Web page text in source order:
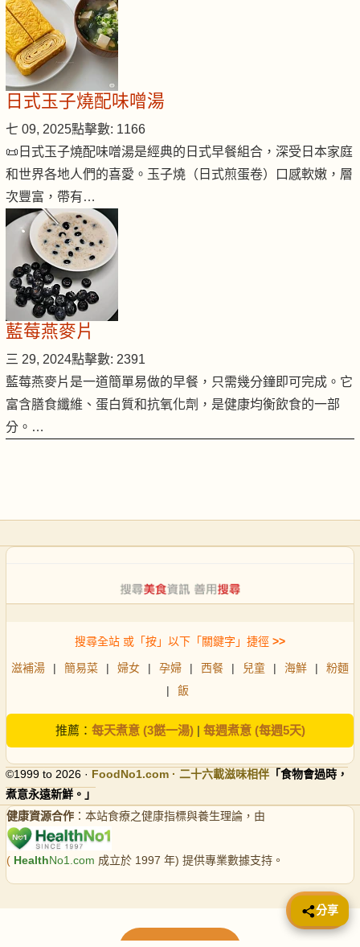
日式玉子燒配味噌湯
七 09, 2025點擊數: 1166
📜日式玉子燒配味噌湯是經典的日式早餐組合，深受日本家庭
和世界各地人們的喜愛。玉子燒（日式煎蛋卷）口感軟嫩，層
次豐富，帶有…
藍莓燕麥片
三 29, 2024點擊數: 2391
藍莓燕麥片是一道簡單易做的早餐，只需幾分鐘即可完成。它
富含膳食纖維、蛋白質和抗氧化劑，是健康均衡飲食的一部
分。…
搜尋全站 或「按」以下「關鍵字」捷徑 >>
滋補湯 | 簡易菜 | 婦女 | 孕婦 | 西餐 | 兒童 | 海鮮 |
粉麵
|
飯
推薦： 每天煮意 (3餸一湯)| 每週煮意 (每週5天)
©1999 to 2026 · FoodNo1.com · 二十六載滋味相伴 「食物會過時，
煮意永遠新鮮。」
健康資源合作 ：本站食療之健康指標與養生理論，由
( HealthNo1.com 成立於 1997 年) 提供專業數據支持。
📤 分享
分享